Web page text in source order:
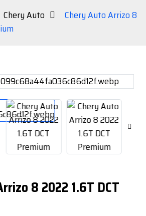
Chery Auto
Chery Auto Arrizo 8
8 2022 1.6T DCT